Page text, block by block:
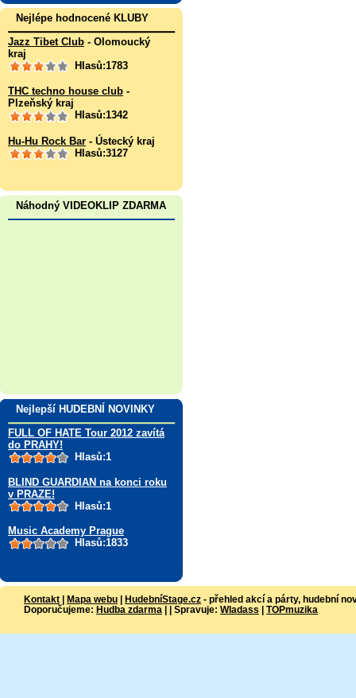
Nejlépe hodnocené KLUBY
Jazz Tibet Club - Olomoucký
kraj
Hlasů:1783
THC techno house club -
Plzeňský kraj
Hlasů:1342
Hu-Hu Rock Bar - Ústecký kraj
Hlasů:3127
Náhodný VIDEOKLIP ZDARMA
Nejlepší HUDEBNÍ NOVINKY
FULL OF HATE Tour 2012 zavítá
do PRAHY!
Hlasů:1
BLIND GUARDIAN na konci roku
v PRAZE!
Hlasů:1
Music Academy Prague
Hlasů:1833
Kontakt | Mapa webu | HudebníStage.cz - přehled akcí a párty, hudební
Doporučujeme: Hudba zdarma | | Spravuje: Wladass | TOPmuzika